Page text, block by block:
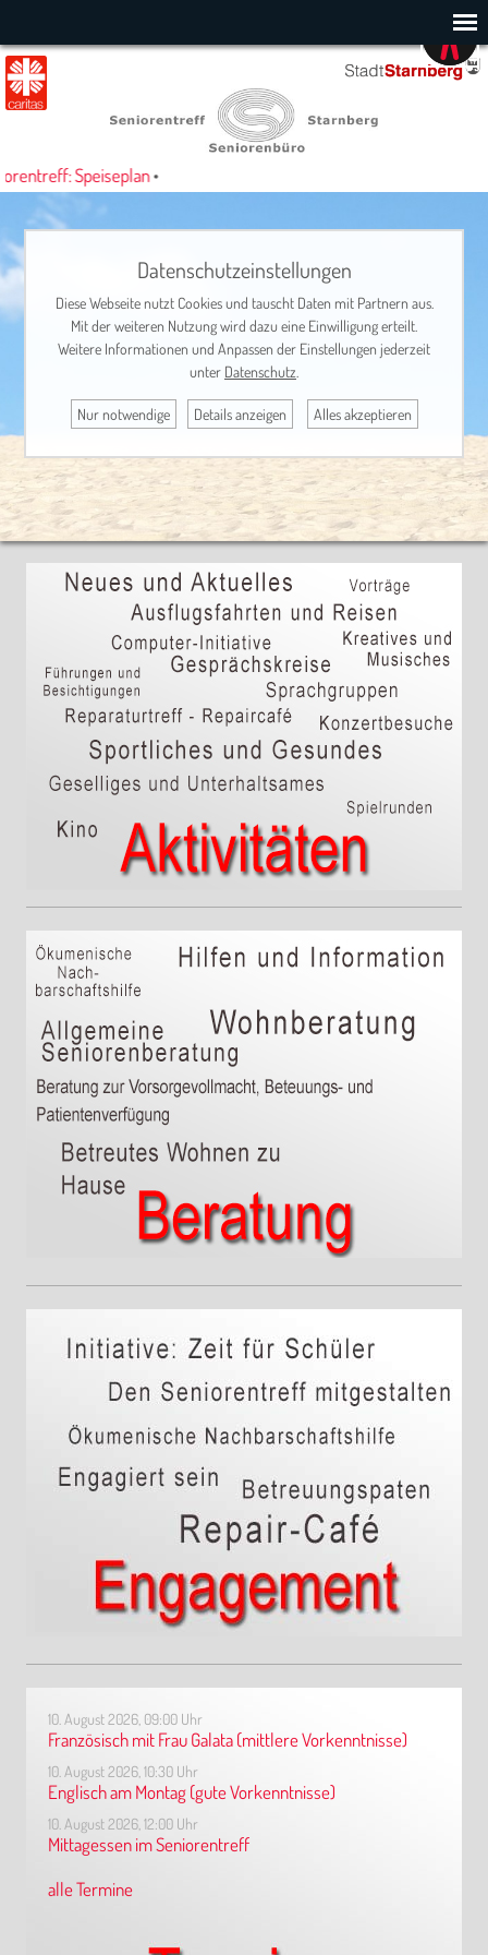
Speiseplan•
10. August 2026, 09:00 Uhr
Französisch mit Frau Galata (mittlere Vorkenntnisse)
10. August 2026, 10:30 Uhr
Englisch am Montag (gute Vorkenntnisse)
10. August 2026, 12:00 Uhr
Mittagessen im Seniorentreff
alle Termine
Datenschutzeinstellungen
Diese Webseite nutzt Cookies und tauscht Daten mit Partnern aus.
Mit der weiteren Nutzung wird dazu eine Einwilligung erteilt.
Weitere Informationen und Anpassen der Einstellungen jederzeit
unter Datenschutz
Nur notwendige Details anzeigen Alles akzeptieren